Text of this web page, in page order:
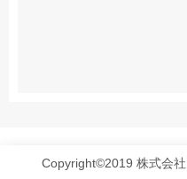
Copyright©2019 株式会社